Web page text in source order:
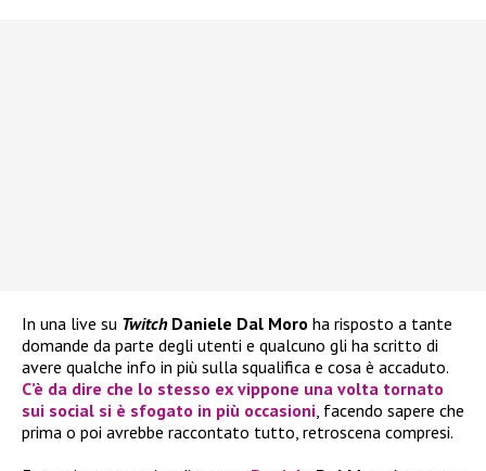
In una live su Twitch Daniele Dal Moro ha risposto a tante
domande da parte degli utenti e qualcuno gli ha scritto di
avere qualche info in più sulla squalifica e cosa è accaduto.
C’è da dire che lo stesso ex vippone una volta tornato
sui social si è sfogato in più occasioni, facendo sapere che
prima o poi avrebbe raccontato tutto, retroscena compresi.